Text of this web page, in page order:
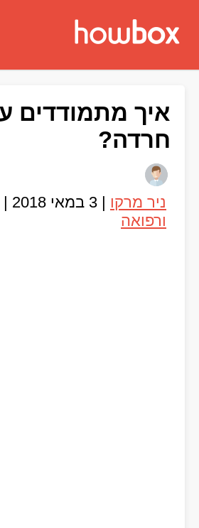
איך מתמודדים
חרדה?
ניר מרקו | 3 במאי 2018 |
ורפואה